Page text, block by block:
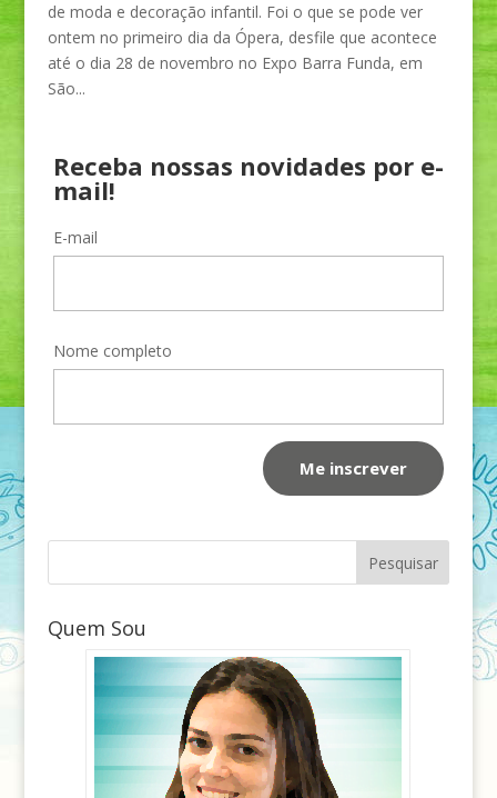
de moda e decoração infantil. Foi o que se pode ver
ontem no primeiro dia da Ópera, desfile que acontece
até o dia 28 de novembro no Expo Barra Funda, em
São...
Receba nossas novidades por e-
mail!
E-mail
Nome completo
Quem Sou